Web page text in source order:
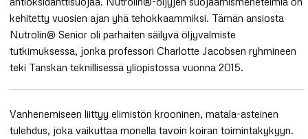
kehitetty vuosien ajan yhä tehokkaammiksi. Tämän ansiosta
Nutrolin® Senior oli parhaiten säilyvä öljyvalmiste
tutkimuksessa, jonka professori Charlotte Jacobsen ryhmineen
teki Tanskan teknillisessä yliopistossa vuonna 2015.
Vanhenemiseen liittyy elimistön krooninen, matala-asteinen
tulehdus, joka vaikuttaa monella tavoin koiran toimintakykyyn.